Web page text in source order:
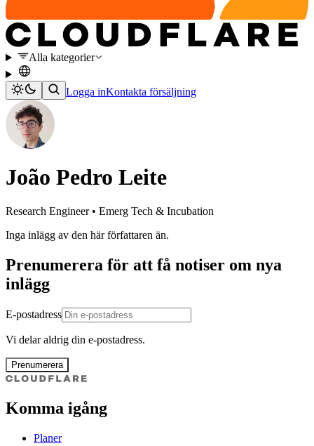
Alla kategorier
Logga inKontakta försäljning
João Pedro Leite
Research Engineer • Emerg Tech & Incubation
Inga inlägg av den här författaren än.
Prenumerera för att få notiser om nya
inlägg
E-postadress
Vi delar aldrig din e-postadress.
Prenumerera
Komma igång
Planer